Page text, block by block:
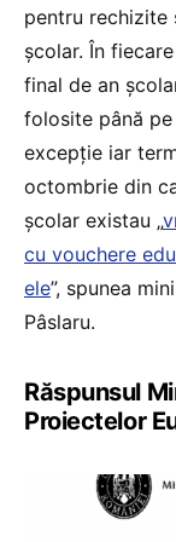
pentru rechizite
școlar. În
final de an
folosite până
excepție iar
octombrie din
școlar existau „
cu vouchere
ele”, spunea
Pâslaru.
Răspunsul
Proiectelor